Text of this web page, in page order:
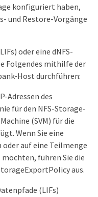
konfiguriert haben,
und Restore-Vorgänge
oder eine dNFS-
Folgendes mithilfe der
Host durchführen:
Adressen des
für den NFS-Storage-
(SVM) für die
Wenn Sie eine
auf eine Teilmenge
führen Sie die
aus.
(LIFs)